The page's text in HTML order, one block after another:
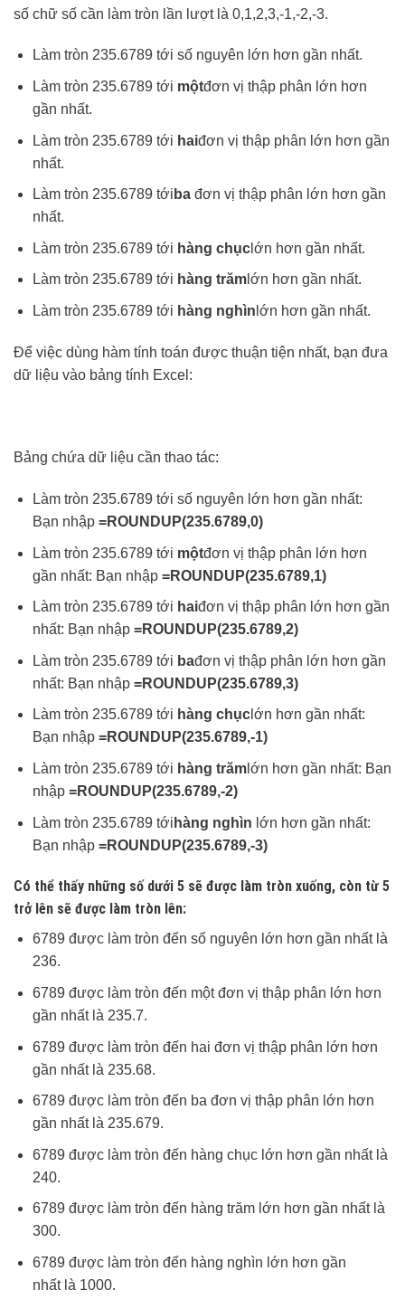
số chữ số cần làm tròn lần lượt là 0,1,2,3,-1,-2,-3.
Làm tròn 235.6789 tới số nguyên lớn hơn gần nhất.
Làm tròn 235.6789 tới mộtđơn vị thập phân lớn hơn
gần nhất.
Làm tròn 235.6789 tới haiđơn vị thập phân lớn hơn gần
nhất.
Làm tròn 235.6789 tới bađơn vị thập phân lớn hơn gần
nhất.
Làm tròn 235.6789 tới hàng chụclớn hơn gần nhất.
Làm tròn 235.6789 tới hàng trămlớn hơn gần nhất.
Làm tròn 235.6789 tới hàng nghìn lớn hơn gần nhất.
Để việc dùng hàm tính toán được thuận tiện nhất, bạn đưa
dữ liệu vào bảng tính Excel:
Bảng chứa dữ liệu cần thao tác:
Làm tròn 235.6789 tới số nguyên lớn hơn gần nhất:
Bạn nhập =ROUNDUP(235.6789,0)
Làm tròn 235.6789 tới mộtđơn vị thập phân lớn hơn
gần nhất: Bạn nhập =ROUNDUP(235.6789,1)
Làm tròn 235.6789 tới haiđơn vị thập phân lớn hơn gần
nhất: Bạn nhập =ROUNDUP(235.6789,2)
Làm tròn 235.6789 tới bađơn vị thập phân lớn hơn gần
nhất: Bạn nhập =ROUNDUP(235.6789,3)
Làm tròn 235.6789 tới hàng chụclớn hơn gần nhất:
Bạn nhập =ROUNDUP(235.6789,-1)
Làm tròn 235.6789 tới hàng trămlớn hơn gần nhất: Bạn
nhập =ROUNDUP(235.6789,-2)
Làm tròn 235.6789 tới hàng nghìn lớn hơn gần nhất:
Bạn nhập =ROUNDUP(235.6789,-3)
Có thể thấy những số dưới 5 sẽ được làm tròn xuống, còn từ 5
trở lên sẽ được làm tròn lên:
6789 được làm tròn đến số nguyên lớn hơn gần nhất là
236.
6789 được làm tròn đến một đơn vị thập phân lớn hơn
gần nhất là 235.7.
6789 được làm tròn đến hai đơn vị thập phân lớn hơn
gần nhất là 235.68.
6789 được làm tròn đến ba đơn vị thập phân lớn hơn
gần nhất là 235.679.
6789 được làm tròn đến hàng chục lớn hơn gần nhất là
240.
6789 được làm tròn đến hàng trăm lớn hơn gần nhất là
300.
6789 được làm tròn đến hàng nghìn lớn hơn gần
nhất là 1000.